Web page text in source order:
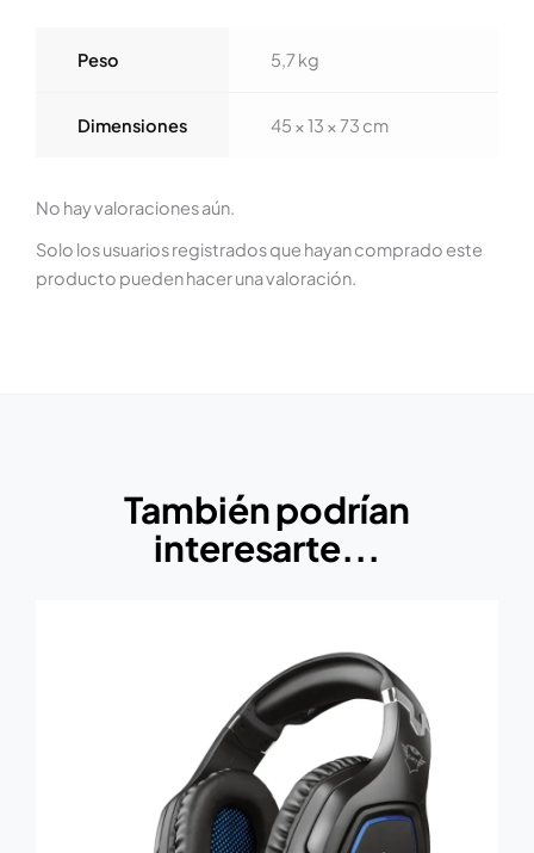
Peso 5,7 kg
Dimensiones 45 × 13 × 73 cm
No hay valoraciones aún.
Solo los usuarios registrados que hayan comprado este
producto pueden hacer una valoración.
También podrían
interesarte...